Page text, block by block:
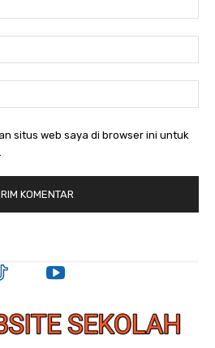
situs web saya di browser ini untuk